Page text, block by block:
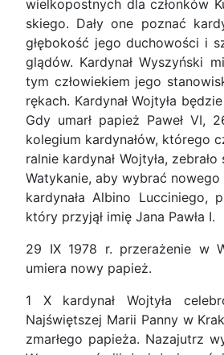
wielkopostnych dla członków
skiego. Dały one poznać
głębokość jego duchowości i
glądów. Kardynał Wyszyński
tym człowiekiem jego
rękach. Kardynał Wojtyła
Gdy umarł papież Paweł VI,
kolegium kardynałów, którego
ralnie kardynał Wojtyła,
Watykanie, aby wybrać
kardynała Albino Lucciniego,
który przyjął imię Jana Pawła I.
29 IX 1978 r. przerażenie w
umiera nowy papież.
1 X kardynał Wojtyła
Najświętszej Marii Panny w
zmarłego papieża. Nazajutrz